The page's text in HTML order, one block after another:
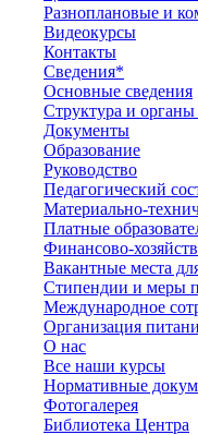
Разноплановые и
Видеокурсы
Контакты
Сведения*
Основные сведения
Структура и органы
Документы
Образование
Руководство
Педагогический
Материально-
Платные
Финансово-
Вакантные места
Стипендии и меры
Международное
Организация
О нас
Все наши курсы
Нормативные
Фотогалерея
Библиотека Центра